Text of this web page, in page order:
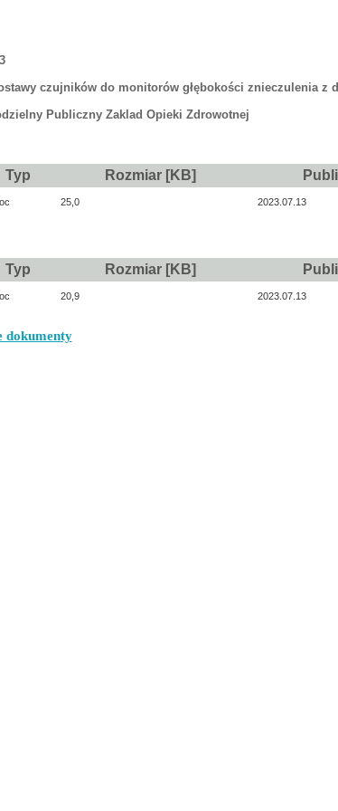
czujników do monitorów głębokości znieczulenia z
Publiczny Zaklad Opieki Zdrowotnej
Typ Rozmiar [KB]
25,0 2023.07.13
Typ Rozmiar [KB]
20,9 2023.07.13
dokumenty